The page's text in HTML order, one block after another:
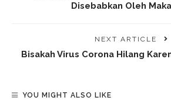
Disebabkan Oleh
NEXT ARTICLE
Bisakah Virus Corona Hilang
YOU MIGHT ALSO LIKE